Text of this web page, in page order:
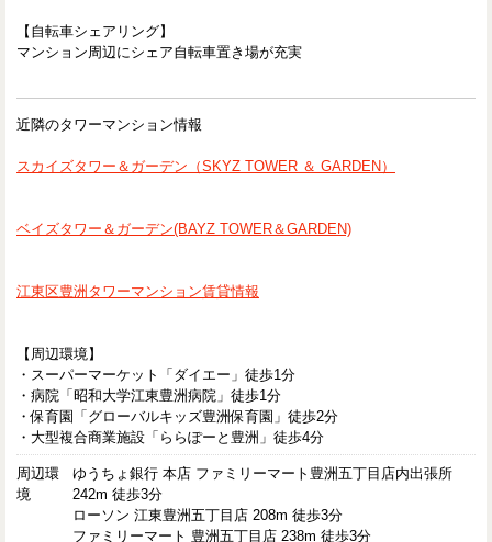
【自転車シェアリング】
マンション周辺にシェア自転車置き場が充実
近隣のタワーマンション情報
スカイズタワー＆ガーデン（SKYZ TOWER ＆ GARDEN）
ベイズタワー＆ガーデン(BAYZ TOWER＆GARDEN)
江東区豊洲タワーマンション賃貸情報
【周辺環境】
・スーパーマーケット「ダイエー」徒歩1分
・病院「昭和大学江東豊洲病院」徒歩1分
・保育園「グローバルキッズ豊洲保育園」徒歩2分
・大型複合商業施設「ららぽーと豊洲」徒歩4分
周辺環
境
ゆうちょ銀行 本店 ファミリーマート豊洲五丁目店内出張所
242m 徒歩3分
ローソン 江東豊洲五丁目店 208m 徒歩3分
ファミリーマート 豊洲五丁目店 238m 徒歩3分